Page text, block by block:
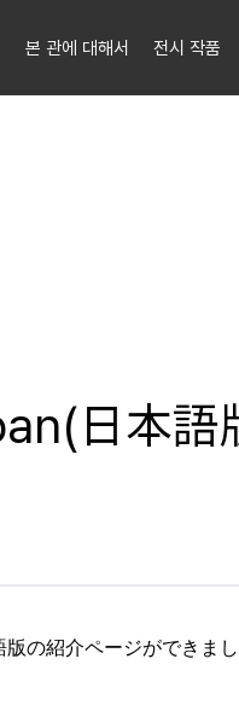
본 관에 대해서 전시 작품
日本語
の紹介ページができまし